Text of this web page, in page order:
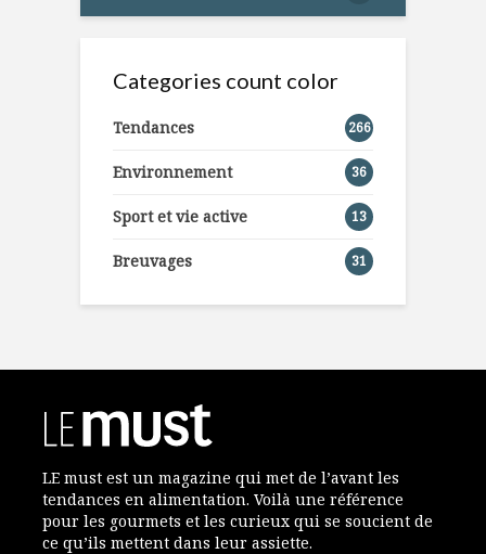
Categories count color
Tendances 266
Environnement 36
Sport et vie active 13
Breuvages 31
LE must est un magazine qui met de l’avant les
tendances en alimentation. Voilà une référence
pour les gourmets et les curieux qui se soucient de
ce qu’ils mettent dans leur assiette.